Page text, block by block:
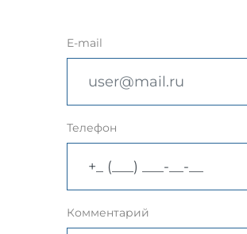
E-mail
Телефон
Комментарий